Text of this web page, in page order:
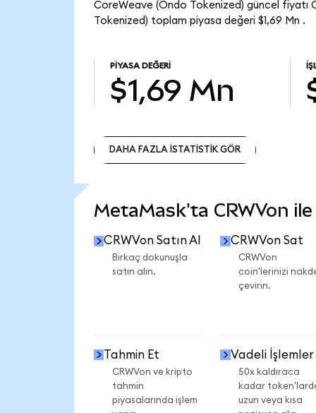
CoreWeave (Ondo Tokenized) güncel fiyatı
Tokenized) toplam piyasa değeri $1,69 Mn .
PIYASA DEĞERI
$1,69 Mn
DAHA FAZLA İSTATİSTİK GÖR
MetaMask'ta CRWVon ile
CRWVon Satın Al
Birkaç dokunuşla
satın alın.
CRWVon Sat
CRWVon
coin'lerinizi
çevirin.
Tahmin Et
CRWVon ve kripto
tahmin
piyasalarında işlem
Vadeli İşlemler
50x kaldıraca
kadar
uzun veya kısa